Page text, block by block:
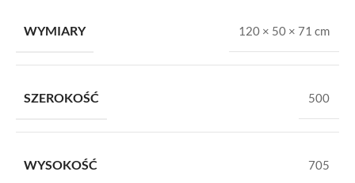
WYMIARY 120 × 50 × 71 cm
SZEROKOŚĆ 500
WYSOKOŚĆ 705